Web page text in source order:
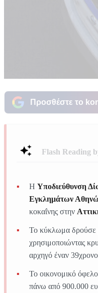
Προσθέστε το
Flash Reading
Η Υποδιεύθυνση
Εγκλημάτων
κοκαΐνης στην
Το κύκλωμα δρούσε
χρησιμοποιώντας
αρχηγό έναν
Το οικονομικό
πάνω από 900.000